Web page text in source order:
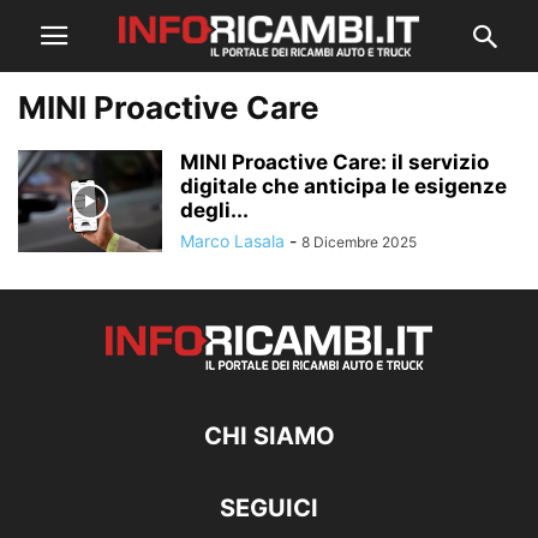
MINI Proactive Care
MINI Proactive Care: il servizio
digitale che anticipa le esigenze
degli...
Marco Lasala - 8 Dicembre 2025
CHI SIAMO
SEGUICI